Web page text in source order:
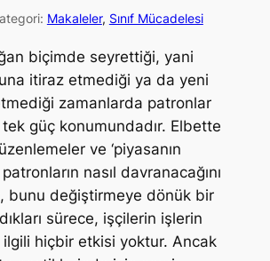
Makaleler, Sınıf Mücadelesi
biçimde seyrettiği, yani
itiraz etmediği ya da yeni
zamanlarda patronlar
güç konumundadır. Elbette
ve ‘piyasanın
nasıl davranacağını
bunu değiştirmeye dönük bir
sürece, işçilerin işlerin
hiçbir etkisi yoktur. Ancak